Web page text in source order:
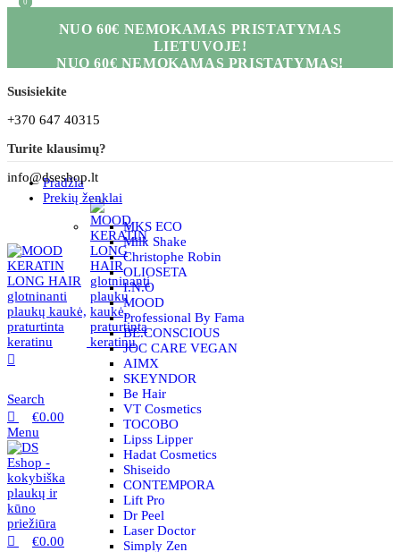
NUO 60€ NEMOKAMAS PRISTATYMAS
LIETUVOJE!
NUO 60€ NEMOKAMAS PRISTATYMAS!
Susisiekite
+370 647 40315
Turite klausimų?
info@dseshop.lt
Search
0
€0.00
Menu
0
€0.00
Pradžia
Prekių ženklai
MKS ECO
Milk Shake
Christophe Robin
OLIOSETA
I.N.O
MOOD
Professional By Fama
BE.CONSCIOUS
JOC CARE VEGAN
AIMX
SKEYNDOR
Be Hair
VT Cosmetics
TOCOBO
Lipss Lipper
Hadat Cosmetics
Shiseido
CONTEMPORA
Lift Pro
Dr Peel
Laser Doctor
Simply Zen